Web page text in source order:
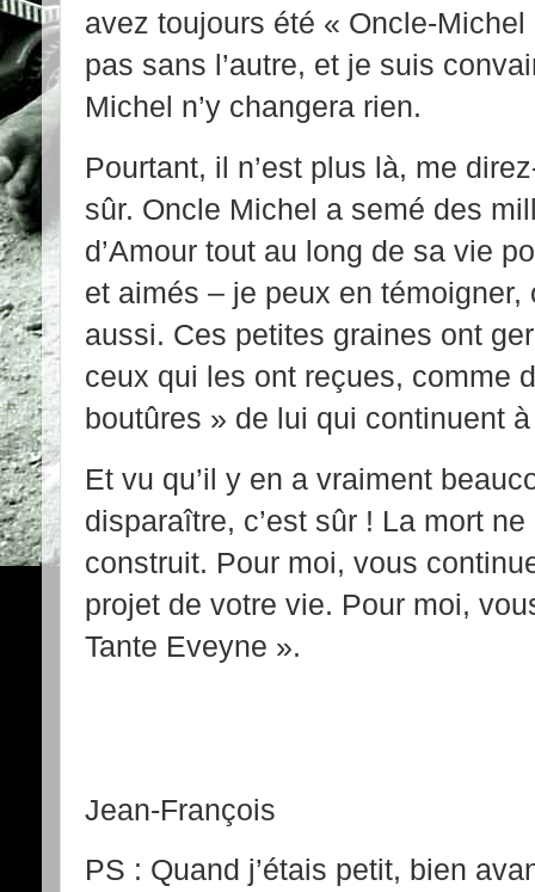
avez toujours été « Oncle-Michel
pas sans l’autre, et je suis
Michel n’y changera rien.
Pourtant, il n’est plus là, me
sûr. Oncle Michel a semé des
d’Amour tout au long de sa vie
et aimés – je peux en témoigner,
aussi. Ces petites graines ont
ceux qui les ont reçues, comme
boutûres » de lui qui continuent
Et vu qu’il y en a vraiment
disparaître, c’est sûr ! La mort
construit. Pour moi, vous
projet de votre vie. Pour moi,
Tante Eveyne ».
Jean-François
PS : Quand j’étais petit, bien